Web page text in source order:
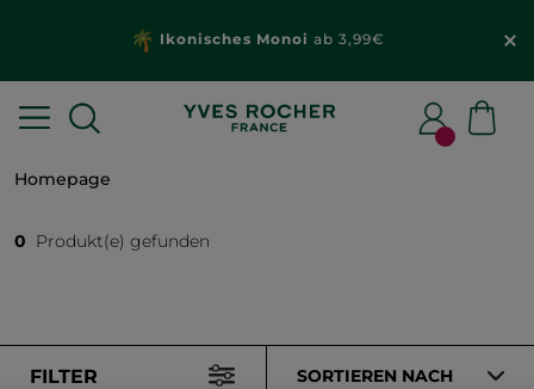
Ikonisches Monoi ab 3,99€
Homepage
0 Produkt(e) gefunden
FILTER SORTIEREN NACH